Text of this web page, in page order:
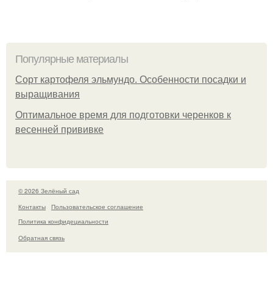
Популярные материалы
Сорт картофеля эльмундо. Особенности посадки и
выращивания
Оптимальное время для подготовки черенков к
весенней прививке
© 2026 Зелёный сад
Контакты
Пользовательское соглашение
Политика конфидециальности
Обратная связь